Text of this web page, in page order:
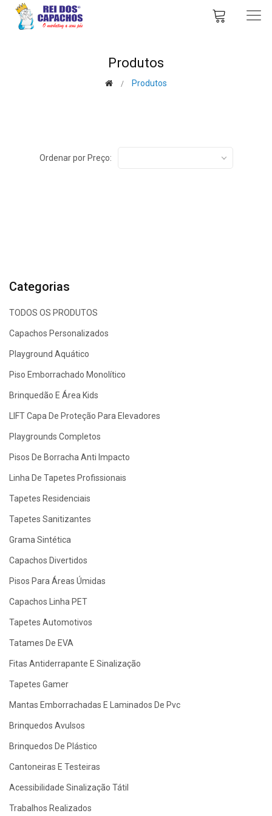
Produtos
Produtos
Categorias
TODOS OS PRODUTOS
Capachos Personalizados
Playground Aquático
Piso Emborrachado Monolítico
Brinquedão E Área Kids
LIFT Capa De Proteção Para Elevadores
Playgrounds Completos
Pisos De Borracha Anti Impacto
Linha De Tapetes Profissionais
Tapetes Residenciais
Tapetes Sanitizantes
Grama Sintética
Capachos Divertidos
Pisos Para Áreas Úmidas
Capachos Linha PET
Tapetes Automotivos
Tatames De EVA
Fitas Antiderrapante E Sinalização
Tapetes Gamer
Mantas Emborrachadas E Laminados De Pvc
Brinquedos Avulsos
Brinquedos De Plástico
Cantoneiras E Testeiras
Acessibilidade Sinalização Tátil
Trabalhos Realizados
Ordenar por Preço: